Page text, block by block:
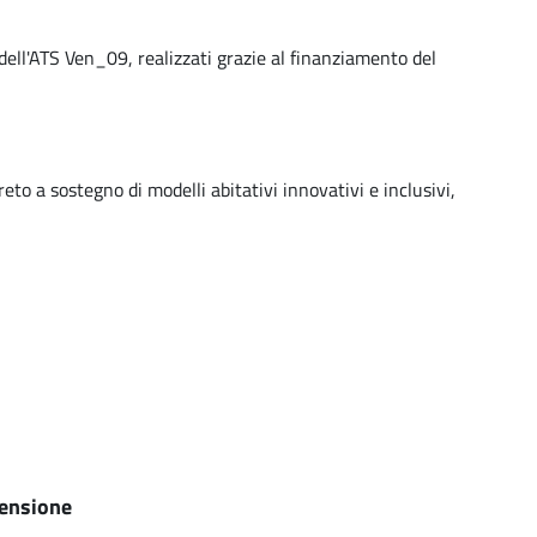
Ven_09, realizzati grazie al finanziamento del
a sostegno di modelli abitativi innovativi e inclusivi,